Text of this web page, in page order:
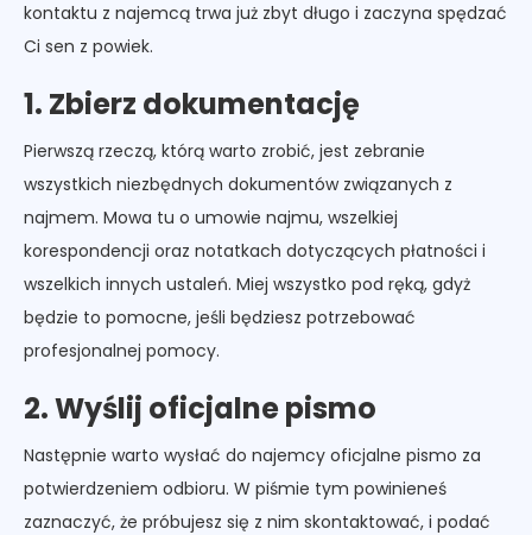
kontaktu z najemcą trwa już zbyt długo i zaczyna spędzać
Ci sen z powiek.
1. Zbierz dokumentację
Pierwszą rzeczą, którą warto zrobić, jest zebranie
wszystkich niezbędnych dokumentów związanych z
najmem. Mowa tu o umowie najmu, wszelkiej
korespondencji oraz notatkach dotyczących płatności i
wszelkich innych ustaleń. Miej wszystko pod ręką, gdyż
będzie to pomocne, jeśli będziesz potrzebować
profesjonalnej pomocy.
2. Wyślij oficjalne pismo
Następnie warto wysłać do najemcy oficjalne pismo za
potwierdzeniem odbioru. W piśmie tym powinieneś
zaznaczyć, że próbujesz się z nim skontaktować, i podać